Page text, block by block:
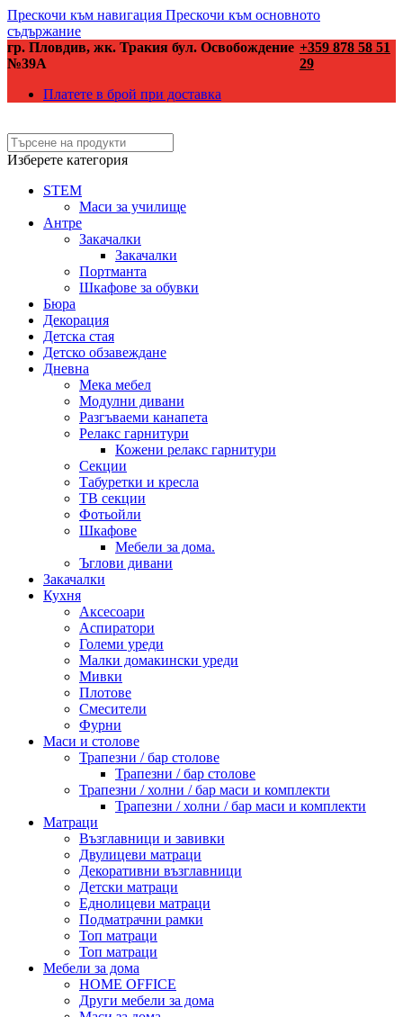
Прескочи към навигация Прескочи към основното
съдържание
гр. Пловдив, жк. Тракия бул. Освобождение
№39А
+359 878 58 51
29
Платете в брой при доставка
Изберете категория
STEM
Маси за училище
Антре
Закачалки
Закачалки
Портманта
Шкафове за обувки
Бюра
Декорация
Детска стая
Детско обзавеждане
Дневна
Мека мебел
Модулни дивани
Разгъваеми канапета
Релакс гарнитури
Кожени релакс гарнитури
Секции
Табуретки и кресла
ТВ секции
Фотьойли
Шкафове
Мебели за дома.
Ъглови дивани
Закачалки
Кухня
Аксесоари
Аспиратори
Големи уреди
Малки домакински уреди
Мивки
Плотове
Смесители
Фурни
Маси и столове
Трапезни / бар столове
Трапезни / бар столове
Трапезни / холни / бар маси и комплекти
Трапезни / холни / бар маси и комплекти
Матраци
Възглавници и завивки
Двулицеви матраци
Декоративни възглавници
Детски матраци
Еднолицеви матраци
Подматрачни рамки
Топ матраци
Топ матраци
Мебели за дома
HOME OFFICE
Други мебели за дома